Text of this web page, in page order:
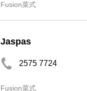
Fusion菜式
Jaspas
2575 7724
Fusion菜式